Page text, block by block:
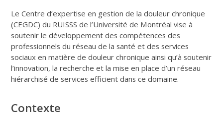
Le Centre d’expertise en gestion de la douleur chronique
(CEGDC) du RUISSS de l’Université de Montréal vise à
soutenir le développement des compétences des
professionnels du réseau de la santé et des services
sociaux en matière de douleur chronique ainsi qu’à soutenir
l’innovation, la recherche et la mise en place d’un réseau
hiérarchisé de services efficient dans ce domaine.
Contexte